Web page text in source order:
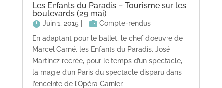
Les Enfants du Paradis – Tourisme sur les
boulevards (29 mai)
Juin 1, 2015
Compte-rendus
En adaptant pour le ballet, le chef d’oeuvre de
Marcel Carné, les Enfants du Paradis, José
Martinez recrée, pour le temps d’un spectacle,
la magie d’un Paris du spectacle disparu dans
l’enceinte de l’Opéra Garnier.